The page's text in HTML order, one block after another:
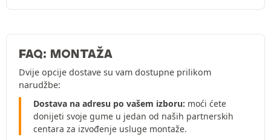
FAQ: MONTAŽA
Dvije opcije dostave su vam dostupne prilikom
narudžbe:
Dostava na adresu po vašem izboru: moći ćete
donijeti svoje gume u jedan od naših partnerskih
centara za izvođenje usluge montaže.